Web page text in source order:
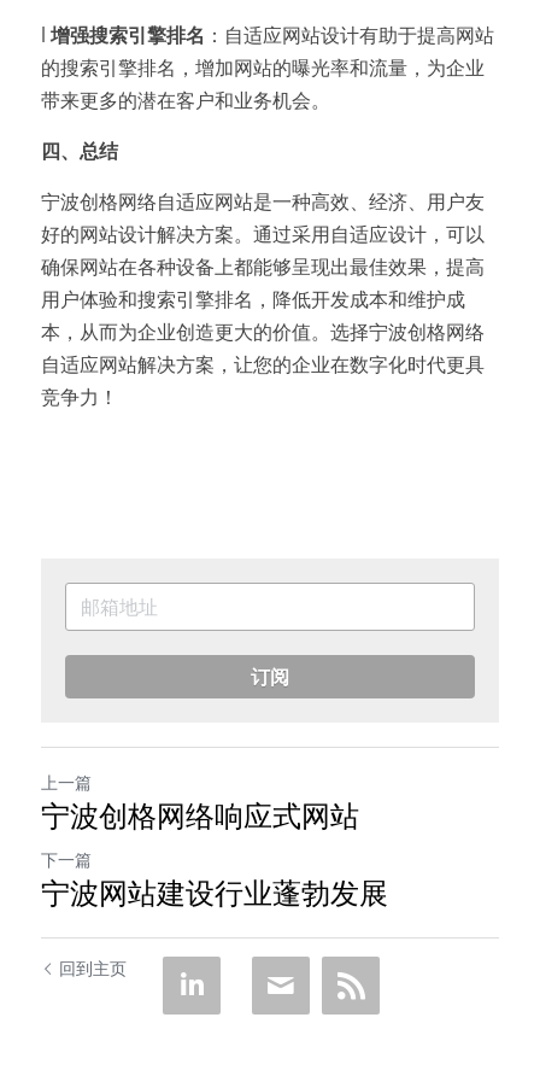
l 增强搜索引擎排名 ：自适应网站设计有助于提高网站
的搜索引擎排名，增加网站的曝光率和流量，为企业
带来更多的潜在客户和业务机会。
四、总结
宁波创格网络自适应网站是一种高效、经济、用户友
好的网站设计解决方案。通过采用自适应设计，可以
确保网站在各种设备上都能够呈现出最佳效果，提高
用户体验和搜索引擎排名，降低开发成本和维护成
本，从而为企业创造更大的价值。选择宁波创格网络
自适应网站解决方案，让您的企业在数字化时代更具
竞争力！
订阅
上一篇
宁波创格网络响应式网站
下一篇
宁波网站建设行业蓬勃发展
回到主页